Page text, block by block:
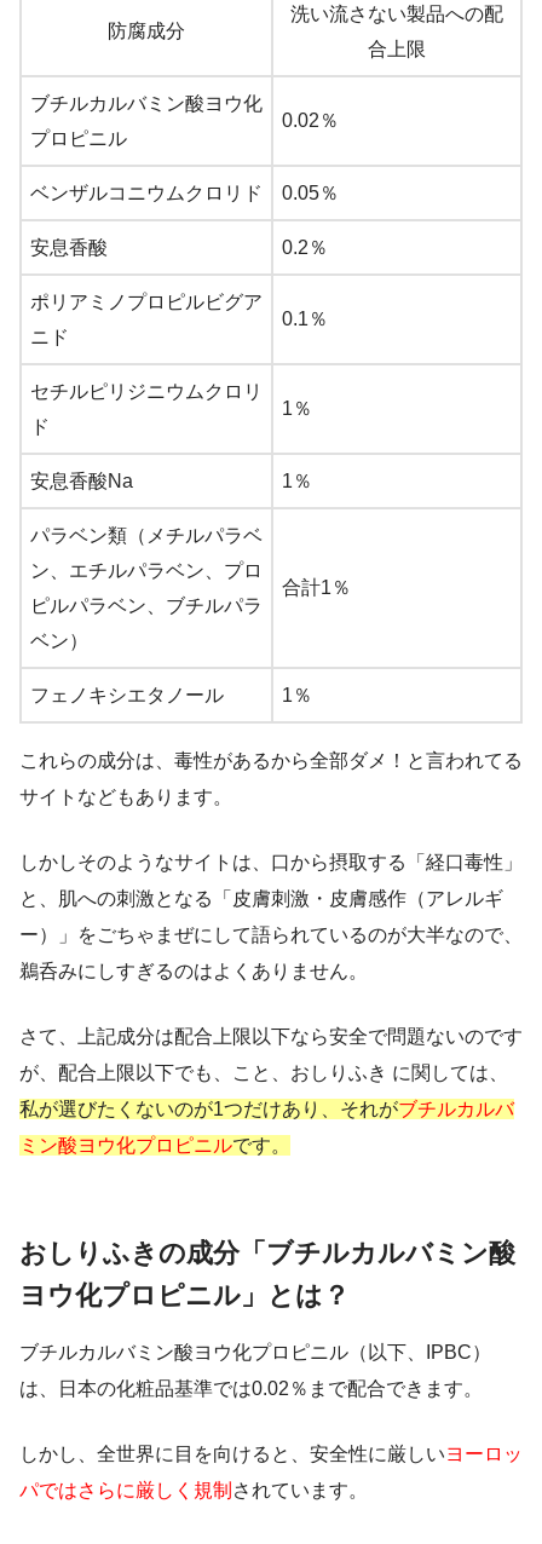
防腐成分
洗い流さない製品への配
合上限
ブチルカルバミン酸ヨウ化
プロピニル
0.02％
ベンザルコニウムクロリド 0.05％
安息香酸 0.2％
ポリアミノプロピルビグア
ニド
0.1％
セチルピリジニウムクロリ
ド
1％
安息香酸Na 1％
パラベン類（メチルパラベ
ン、エチルパラベン、プロ
ピルパラベン、ブチルパラ
ベン）
合計1％
フェノキシエタノール 1％
これらの成分は、毒性があるから全部ダメ！と言われてる
サイトなどもあります。
しかしそのようなサイトは、口から摂取する「経口毒性」
と、肌への刺激となる「皮膚刺激・皮膚感作（アレルギ
ー）」をごちゃまぜにして語られているのが大半なので、
鵜呑みにしすぎるのはよくありません。
さて、上記成分は配合上限以下なら安全で問題ないのです
が、配合上限以下でも、こと、おしりふき に関しては、
私が選びたくないのが1つだけあり、それがブチルカルバ
ミン酸ヨウ化プロピニルです。
おしりふきの成分「ブチルカルバミン酸
ヨウ化プロピニル」とは？
ブチルカルバミン酸ヨウ化プロピニル（以下、IPBC）
は、日本の化粧品基準では0.02％まで配合できます。
しかし、全世界に目を向けると、安全性に厳しいヨーロッ
パではさらに厳しく規制 されています。